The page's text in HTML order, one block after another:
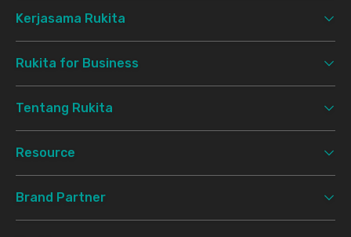
Kerjasama Rukita
Rukita for Business
Tentang Rukita
Resource
Brand Partner